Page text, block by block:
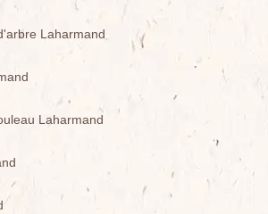
Laharmand
Laharmand